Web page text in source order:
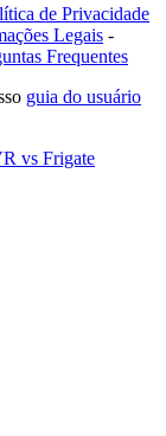
de Privacidade
Legais -
Frequentes
guia do usuário
vs Frigate